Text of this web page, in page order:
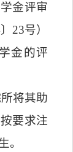
金评审
〕 23号）
金的评
将其助
要求注
。